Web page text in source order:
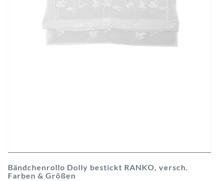
Bändchenrollo Dolly bestickt RANKO, versch.
Farben & Größen